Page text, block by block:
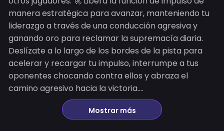
manera estratégica para avanzar, manteniendo tu
liderazgo a través de una conducción agresiva y
ganando oro para reclamar la supremacía diaria.
Deslízate a lo largo de los bordes de la pista para
acelerar y recargar tu impulso, interrumpe a tus
oponentes chocando contra ellos y abraza el
camino agresivo hacia la victoria....
Mostrar más